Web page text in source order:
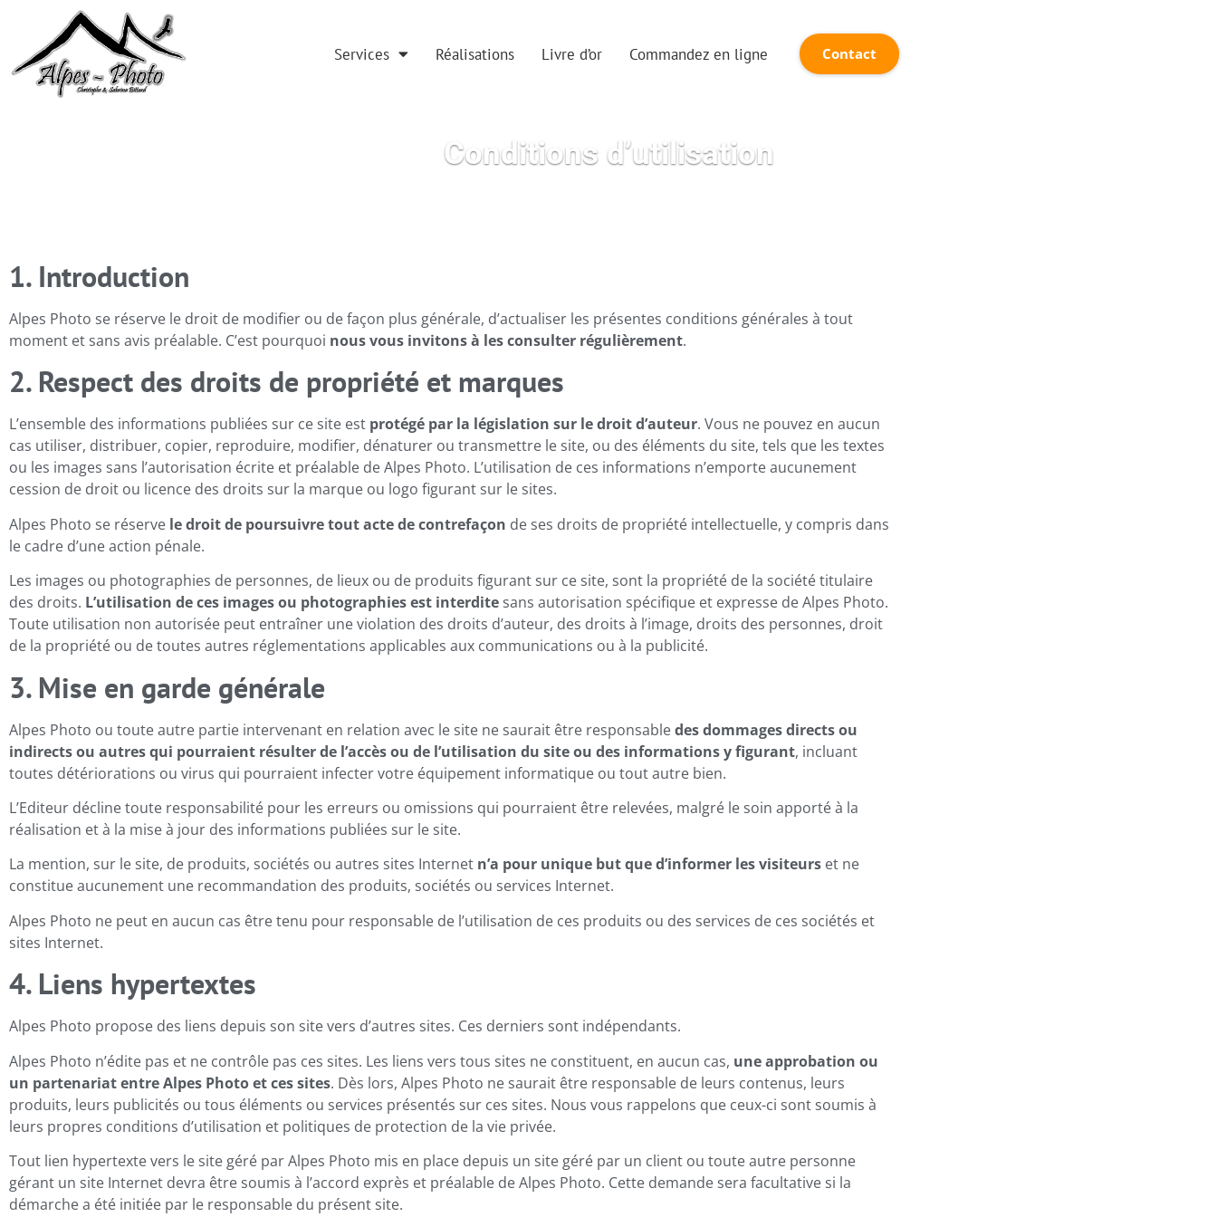
Services Réalisations Livre d’or Commandez en ligne Contact
Conditions d’utilisation
1. Introduction
Alpes Photo se réserve le droit de modifier ou de façon plus générale, d’actualiser les présentes conditions générales à tout
moment et sans avis préalable. C’est pourquoi nous vous invitons à les consulter régulièrement.
2. Respect des droits de propriété et marques
L’ensemble des informations publiées sur ce site est protégé par la législation sur le droit d’auteur. Vous ne pouvez en aucun
cas utiliser, distribuer, copier, reproduire, modifier, dénaturer ou transmettre le site, ou des éléments du site, tels que les textes
ou les images sans l’autorisation écrite et préalable de Alpes Photo. L’utilisation de ces informations n’emporte aucunement
cession de droit ou licence des droits sur la marque ou logo figurant sur le sites.
Alpes Photo se réserve le droit de poursuivre tout acte de contrefaçon de ses droits de propriété intellectuelle, y compris dans
le cadre d’une action pénale.
Les images ou photographies de personnes, de lieux ou de produits figurant sur ce site, sont la propriété de la société titulaire
des droits. L’utilisation de ces images ou photographies est interdite sans autorisation spécifique et expresse de Alpes Photo.
Toute utilisation non autorisée peut entraîner une violation des droits d’auteur, des droits à l’image, droits des personnes, droit
de la propriété ou de toutes autres réglementations applicables aux communications ou à la publicité.
3. Mise en garde générale
Alpes Photo ou toute autre partie intervenant en relation avec le site ne saurait être responsabledes dommages directs ou
indirects ou autres qui pourraient résulter de l’accès ou de l’utilisation du site ou des informations y figurant, incluant
toutes détériorations ou virus qui pourraient infecter votre équipement informatique ou tout autre bien.
L’Editeur décline toute responsabilité pour les erreurs ou omissions qui pourraient être relevées, malgré le soin apporté à la
réalisation et à la mise à jour des informations publiées sur le site.
La mention, sur le site, de produits, sociétés ou autres sites Internet n’a pour unique but que d’informer les visiteurs et ne
constitue aucunement une recommandation des produits, sociétés ou services Internet.
Alpes Photo ne peut en aucun cas être tenu pour responsable de l’utilisation de ces produits ou des services de ces sociétés et
sites Internet.
4. Liens hypertextes
Alpes Photo propose des liens depuis son site vers d’autres sites. Ces derniers sont indépendants.
Alpes Photo n’édite pas et ne contrôle pas ces sites. Les liens vers tous sites ne constituent, en aucun cas, une approbation ou
un partenariat entre Alpes Photo et ces sites. Dès lors, Alpes Photo ne saurait être responsable de leurs contenus, leurs
produits, leurs publicités ou tous éléments ou services présentés sur ces sites. Nous vous rappelons que ceux-ci sont soumis à
leurs propres conditions d’utilisation et politiques de protection de la vie privée.
Tout lien hypertexte vers le site géré par Alpes Photo mis en place depuis un site géré par un client ou toute autre personne
gérant un site Internet devra être soumis à l’accord exprès et préalable de Alpes Photo. Cette demande sera facultative si la
démarche a été initiée par le responsable du présent site.